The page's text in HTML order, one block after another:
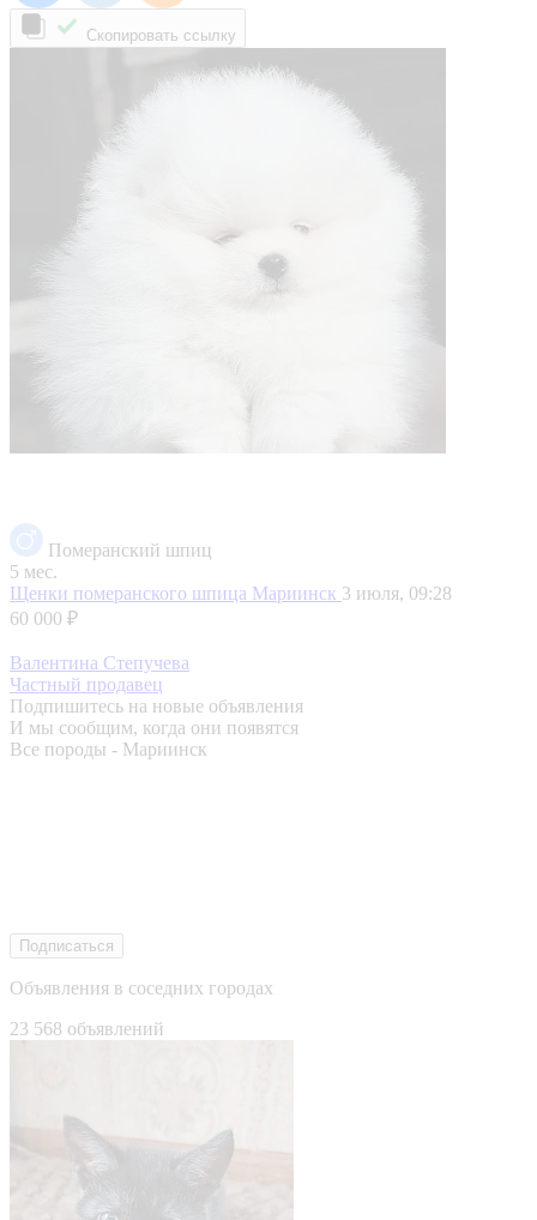
Скопировать ссылку
Померанский шпиц
5 мес.
Щенки померанского шпица Мариинск 3 июля, 09:28
60 000 ₽
Валентина Степучева
Частный продавец
Подпишитесь на новые объявления
И мы сообщим, когда они появятся
Все породы - Мариинск
Подписаться
Объявления в соседних городах
23 568 объявлений